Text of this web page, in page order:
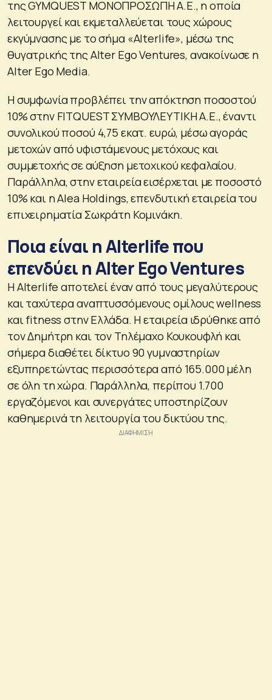
της GYMQUEST ΜΟΝΟΠΡΟΣΩΠΗ Α.Ε., η οποία
λειτουργεί και εκμεταλλεύεται τους χώρους
εκγύμνασης με το σήμα «Alterlife», μέσω της
θυγατρικής της Alter Ego Ventures, ανακοίνωσε η
Alter Ego Media.
Η συμφωνία προβλέπει την απόκτηση ποσοστού
10% στην FITQUEST ΣΥΜΒΟΥΛΕΥΤΙΚΗ Α.Ε., έναντι
συνολικού ποσού 4,75 εκατ. ευρώ, μέσω αγοράς
μετοχών από υφιστάμενους μετόχους και
συμμετοχής σε αύξηση μετοχικού κεφαλαίου.
Παράλληλα, στην εταιρεία εισέρχεται με ποσοστό
10% και η Alea Holdings, επενδυτική εταιρεία του
επιχειρηματία Σωκράτη Κομινάκη.
Ποια είναι η Alterlife που
επενδύει η Alter Ego Ventures
Η Alterlife αποτελεί έναν από τους μεγαλύτερους
και ταχύτερα αναπτυσσόμενους ομίλους wellness
και fitness στην Ελλάδα. Η εταιρεία ιδρύθηκε από
τον Δημήτρη και τον Τηλέμαχο Κουκουφλή και
σήμερα διαθέτει δίκτυο 90 γυμναστηρίων
εξυπηρετώντας περισσότερα από 165.000 μέλη
σε όλη τη χώρα. Παράλληλα, περίπου 1.700
εργαζόμενοι και συνεργάτες υποστηρίζουν
καθημερινά τη λειτουργία του δικτύου της.